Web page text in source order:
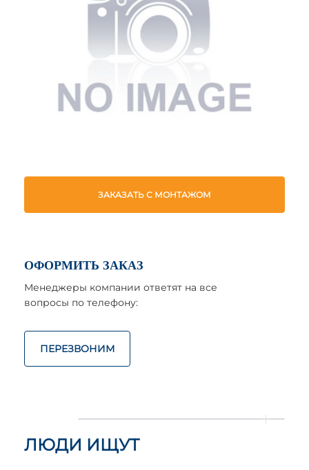
ЗАКАЗАТЬ С МОНТАЖОМ
ОФОРМИТЬ ЗАКАЗ
Менеджеры компании ответят на все
вопросы по телефону:
ПЕРЕЗВОНИМ
ЛЮДИ ИЩУТ